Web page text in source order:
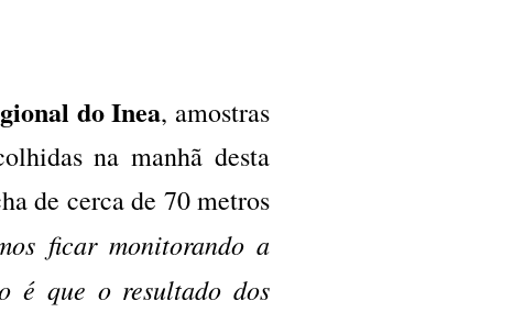
do Inea, amostras
na manhã desta
de cerca de 70 metros
ficar monitorando a
é que o resultado dos